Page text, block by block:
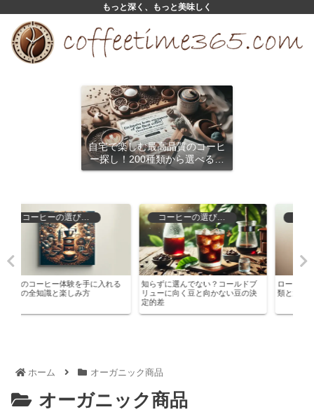
もっと深く、もっと美味しく
自宅で楽しむ最高品質のコーヒ
ー探し！200種類から選べるサ
ブスクリプション
知らずに選んでない？コールドブ
リューに向く豆と向かない豆の決
コーヒーの種類と特徴
ローソンのコーヒー豆の魅力！種
類と選び方を徹底解説
ホーム オーガニック商品
オーガニック商品